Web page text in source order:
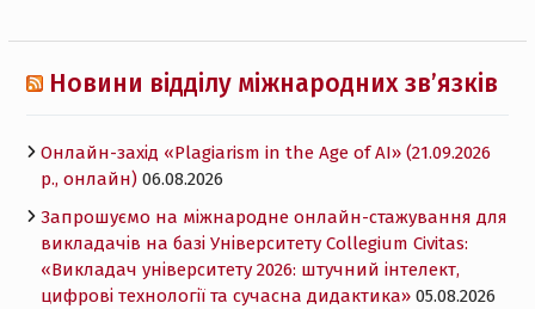
Новини відділу міжнародних зв’язків
Онлайн-захід «Plagiarism in the Age of AI» (21.09.2026
р., онлайн) 06.08.2026
Запрошуємо на міжнародне онлайн-стажування для
викладачів на базі Університету Collegium Civitas:
«Викладач університету 2026: штучний інтелект,
цифрові технології та сучасна дидактика» 05.08.2026